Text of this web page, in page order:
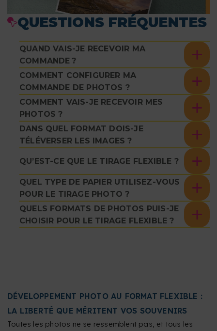
QUESTIONS FRÉQUENTES
QUAND VAIS-JE RECEVOIR MA
COMMANDE ?
COMMENT CONFIGURER MA
COMMANDE DE PHOTOS ?
COMMENT VAIS-JE RECEVOIR MES
PHOTOS ?
DANS QUEL FORMAT DOIS-JE
TÉLÉVERSER LES IMAGES ?
QU’EST-CE QUE LE TIRAGE FLEXIBLE ?
QUEL TYPE DE PAPIER UTILISEZ-VOUS
POUR LE TIRAGE PHOTO ?
QUELS FORMATS DE PHOTOS PUIS-JE
CHOISIR POUR LE TIRAGE FLEXIBLE ?
DÉVELOPPEMENT PHOTO AU FORMAT FLEXIBLE :
LA LIBERTÉ QUE MÉRITENT VOS SOUVENIRS
Toutes les photos ne se ressemblent pas, et tous les